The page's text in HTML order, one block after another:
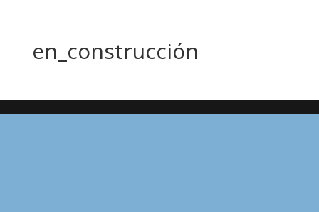
en_construcción